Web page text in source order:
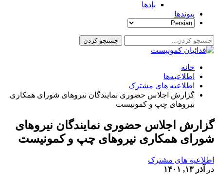
یادها
پیوندها
خانه
اطلاعیه‌ها
اطلاعیه های مشترک
گزارش اجلاس حضوری نمایندگان نیروهای شورای همکاری
نیروهای چپ و کمونیست
گزارش اجلاس حضوری نمایندگان نیروهای
شورای همکاری نیروهای چپ و کمونیست
اطلاعیه های مشترک
در
آذر ۱۳, ۱۴۰۱